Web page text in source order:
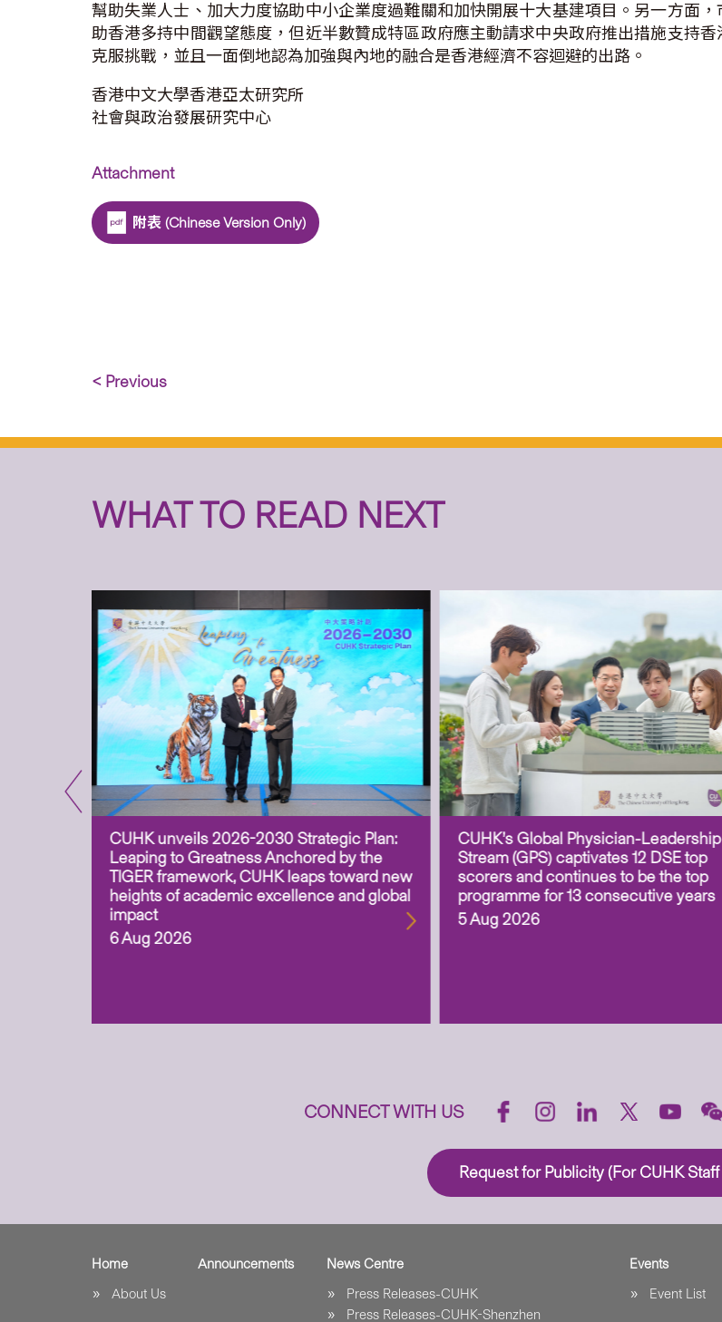
幫助失業人士、加大力度協助中小企業度過難關和加快開展十大基建項目。另一方面
助香港多持中間觀望態度，但近半數贊成特區政府應主動請求中央政府推出措施支持
克服挑戰，並且一面倒地認為加強與內地的融合是香港經濟不容迴避的出路。
香港中文大學香港亞太研究所
社會與政治發展研究中心
Attachment
附表 (Chinese Version Only)
< Previous
WHAT TO READ NEXT
CUHK unveils 2026-2030 Strategic Plan:
Leaping to Greatness Anchored by the
TIGER framework, CUHK leaps toward new
heights of academic excellence and global
impact
6 Aug 2026
CUHK’s Global Physician-Leadership
Stream (GPS) captivates 12 DSE top
scorers and continues to be the top
programme for 13 consecutive years
5 Aug 2026
CONNECT WITH US
Request for Publicity (For CUHK
Home
About Us
Announcements
News Centre
Press Releases-CUHK
Press Releases-CUHK-Shenzhen
Events
Event List